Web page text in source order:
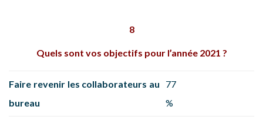
8
Quels sont vos objectifs pour l’année 2021 ?
Faire revenir les collaborateurs au
bureau
77
%